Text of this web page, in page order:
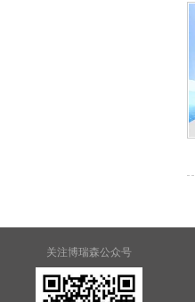
关注博瑞森公众号